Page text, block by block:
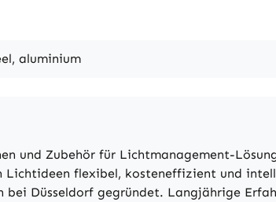
aluminium
und Zubehör für Lichtmanagement-
flexibel, kosteneffizient und
Düsseldorf gegründet. Langjährige